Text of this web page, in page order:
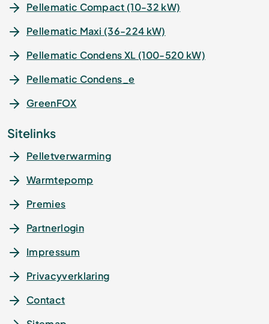
Pellematic Compact (10-32 kW)
Pellematic Maxi (36-224 kW)
Pellematic Condens XL (100-520 kW)
Pellematic Condens_e
GreenFOX
Sitelinks
Pelletverwarming
Warmtepomp
Premies
Partnerlogin
Impressum
Privacyverklaring
Contact